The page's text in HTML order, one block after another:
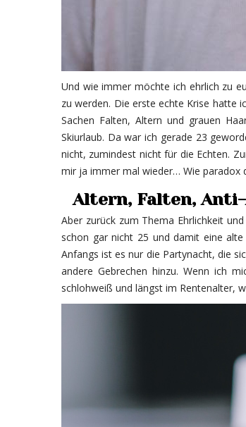
Und wie immer möchte ich ehrlich zu
zu werden. Die erste echte Krise hatte
Sachen Falten, Altern und grauen
Skiurlaub. Da war ich gerade 23
nicht, zumindest nicht für die Echten.
mir ja immer mal wieder… Wie paradox
Altern, Falten, Anti-
Aber zurück zum Thema Ehrlichkeit
schon gar nicht 25 und damit eine
Anfangs ist es nur die Partynacht, die
andere Gebrechen hinzu. Wenn ich
schlohweiß und längst im Rentenalter,